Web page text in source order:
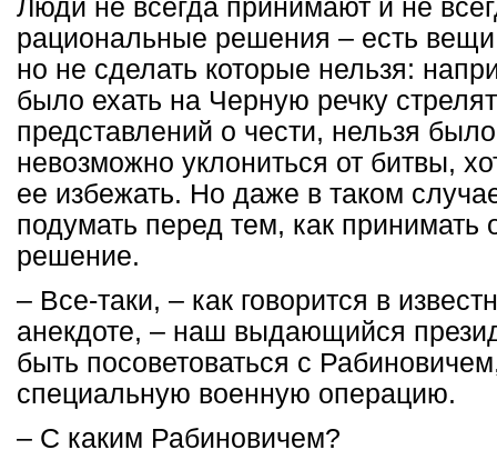
Люди не всегда принимают и не
рациональные решения – есть
но не сделать которые нельзя:
было ехать на Черную речку
представлений о чести, нельзя
невозможно уклониться от битвы,
ее избежать. Но даже в таком
подумать перед тем, как принимать
решение.
– Все-таки, – как говорится в
анекдоте, – наш выдающийся
быть посоветоваться с
специальную военную операцию.
– С каким Рабиновичем?